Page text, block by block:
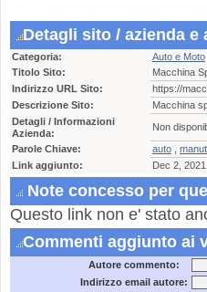
Detagli sito / azienda
Categoria:
Auto e Moto
Titolo Sito:
Macchina
Indirizzo URL Sito:
https://
Descrizione Sito:
Macchina
Detagli / Informazioni
Azienda:
Non
Parole Chiave:
auto
Link aggiunto:
Dec 2, 2021
Note concesso per
Questo link non e' stato
Commenti aggiunto ai
Autore commento:
Indirizzo email autore: